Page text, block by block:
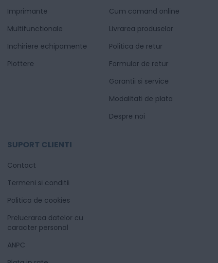
Imprimante
Multifunctionale
Inchiriere echipamente
Plottere
Cum comand online
Livrarea produselor
Politica de retur
Formular de retur
Garantii si service
Modalitati de plata
Despre noi
SUPORT CLIENTI
Contact
Termeni si conditii
Politica de cookies
Prelucrarea datelor cu
caracter personal
ANPC